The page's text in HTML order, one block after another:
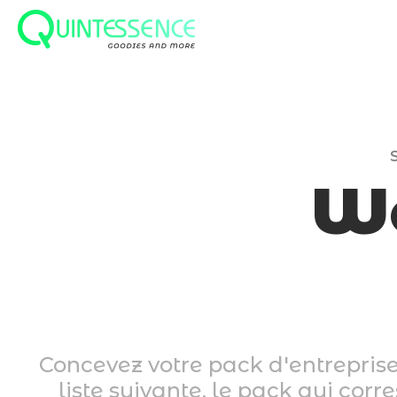
main
content
Concevez votre pack
liste suivante, le pack qui